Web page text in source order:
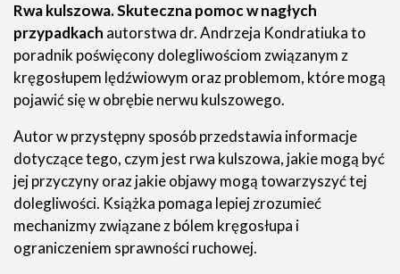
Rwa kulszowa. Skuteczna pomoc w nagłych
przypadkach autorstwa dr. Andrzeja Kondratiuka to
poradnik poświęcony dolegliwościom związanym z
kręgosłupem lędźwiowym oraz problemom, które mogą
pojawić się w obrębie nerwu kulszowego.
Autor w przystępny sposób przedstawia informacje
dotyczące tego, czym jest rwa kulszowa, jakie mogą być
jej przyczyny oraz jakie objawy mogą towarzyszyć tej
dolegliwości. Książka pomaga lepiej zrozumieć
mechanizmy związane z bólem kręgosłupa i
ograniczeniem sprawności ruchowej.